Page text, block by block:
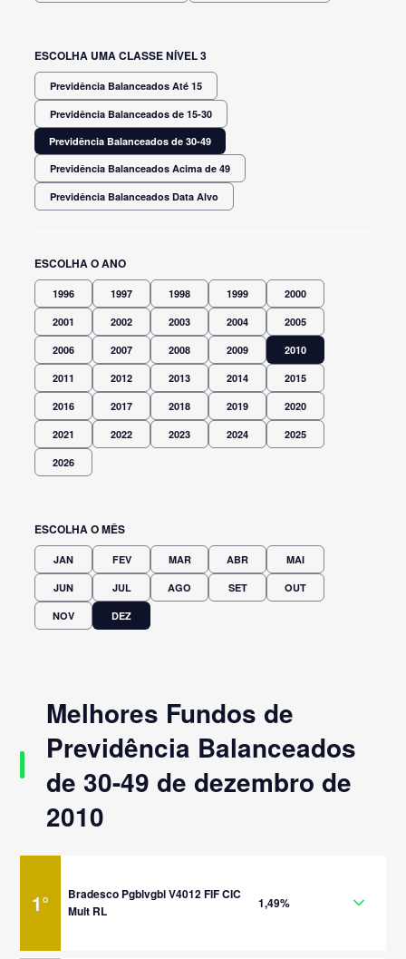
ESCOLHA UMA CLASSE NÍVEL 3
Previdência Balanceados Até 15
Previdência Balanceados de 15-30
Previdência Balanceados de 30-49
Previdência Balanceados Acima de 49
Previdência Balanceados Data Alvo
ESCOLHA O ANO
1996 1997 1998 1999 2000
2001 2002 2003 2004 2005
2006 2007 2008 2009 2010
2011 2012 2013 2014 2015
2016 2017 2018 2019 2020
2021 2022 2023 2024 2025
2026
ESCOLHA O MÊS
JAN FEV MAR ABR MAI
JUN JUL AGO SET OUT
NOV DEZ
Melhores Fundos de
Previdência Balanceados
de 30-49 de dezembro de
2010
1°
Bradesco Pgblvgbl V4012 FIF CIC
Mult RL
1,49%